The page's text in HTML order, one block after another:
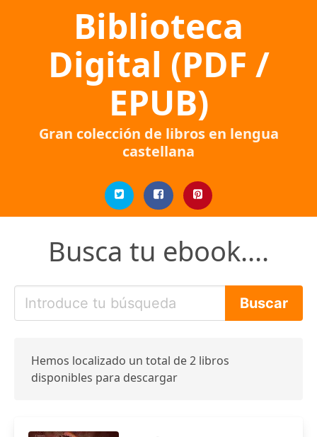
Biblioteca
Digital (PDF /
EPUB)
Gran colección de libros en lengua
castellana
Busca tu ebook....
Hemos localizado un total de 2 libros
disponibles para descargar